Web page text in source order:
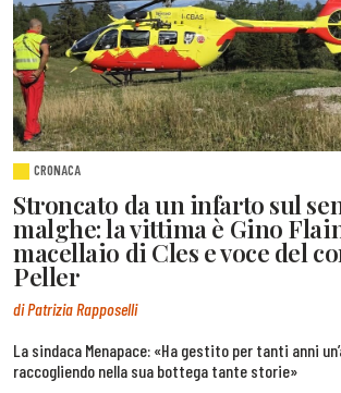
CRONACA
Stroncato da un infarto sul
malghe: la vittima è Gino
macellaio di Cles e voce del
Peller
di Patrizia Rapposelli
La sindaca Menapace: «Ha gestito per tanti anni
raccogliendo nella sua bottega tante storie»